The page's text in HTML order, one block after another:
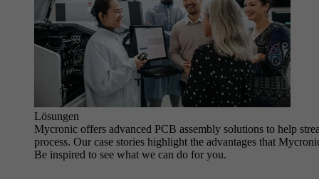
Lösungen
Mycronic offers advanced PCB assembly solutions to help
process. Our case stories highlight the advantages that
Be inspired to see what we can do for you.